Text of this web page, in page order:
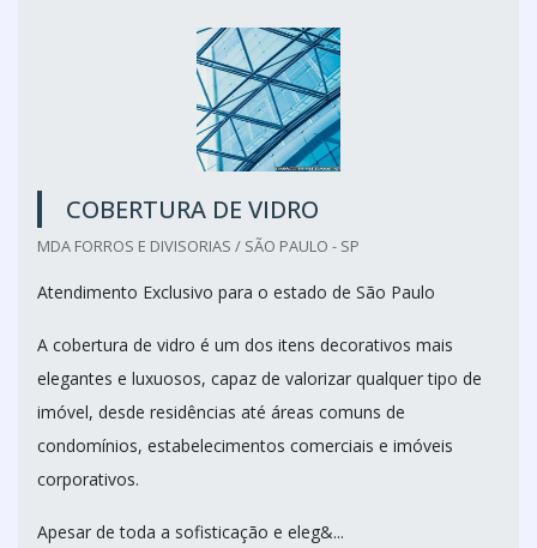
COBERTURA DE VIDRO
MDA FORROS E DIVISORIAS / SÃO PAULO - SP
Atendimento Exclusivo para o estado de São Paulo
A cobertura de vidro é um dos itens decorativos mais
elegantes e luxuosos, capaz de valorizar qualquer tipo de
imóvel, desde residências até áreas comuns de
condomínios, estabelecimentos comerciais e imóveis
corporativos.
Apesar de toda a sofisticação e eleg&...